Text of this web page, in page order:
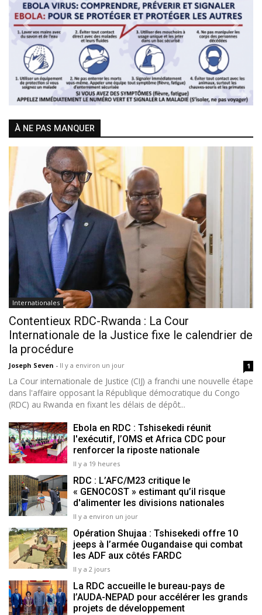
Previous Next
À NE PAS MANQUER
Internationales
Contentieux RDC-Rwanda : La Cour
Internationale de la Justice fixe le calendrier de
la procédure
Joseph Seven - Il y a environ un jour 1
La Cour internationale de Justice (CIJ) a franchi une nouvelle étape
dans l'affaire opposant la République démocratique du Congo
(RDC) au Rwanda en fixant les délais de dépôt...
Ebola en RDC : Tshisekedi réunit
l'exécutif, l’OMS et Africa CDC pour
renforcer la riposte nationale
Il y a 19 heures
RDC : L’AFC/M23 critique le
« GENOCOST » estimant qu’il risque
d'alimenter les divisions nationales
Il y a environ un jour
Opération Shujaa : Tshisekedi offre 10
jeeps à l’armée Ougandaise qui combat
les ADF aux côtés FARDC
Il y a 2 jours
La RDC accueille le bureau-pays de
l’AUDA-NEPAD pour accélérer les grands
projets de développement